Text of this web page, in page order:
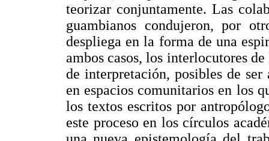
teorizar conjuntamente. Las
guambianos condujeron, por
despliega en la forma de una
ambos casos, los interlocutores
de interpretación, posibles de
en espacios comunitarios en los
los textos escritos por
este proceso en los círculos